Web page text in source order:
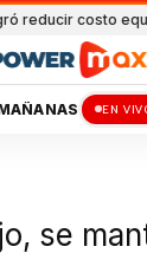
costo
EN
se